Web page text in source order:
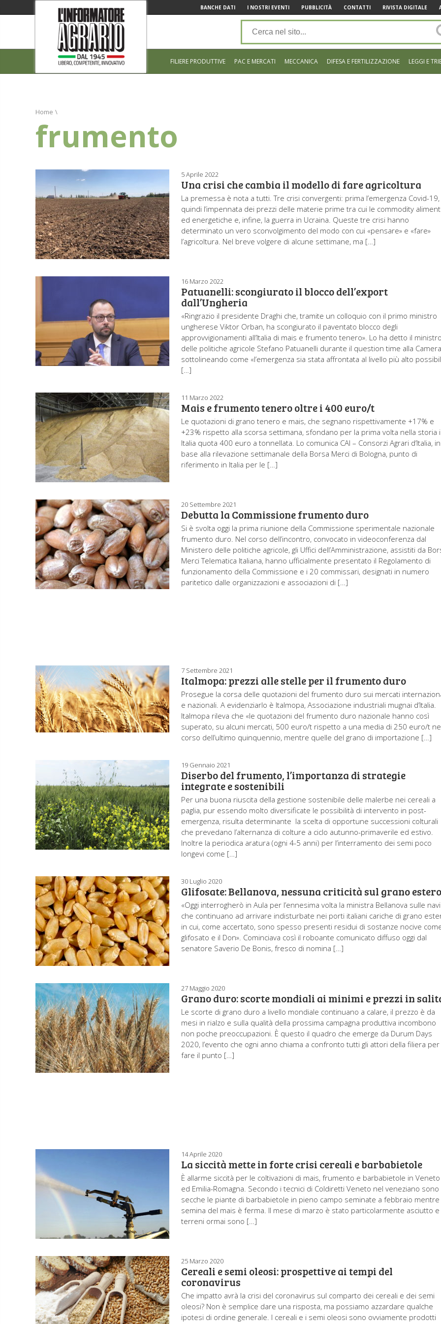
BANCHE DATI I NOSTRI EVENTI PUBBLICITÀ CONTATTI RIVISTA DIGITALE
FILIERE PRODUTTIVE PAC E MERCATI MECCANICA DIFESA E FERTILIZZAZIONE LEGGI E
Home \
frumento
5 Aprile 2022
Una crisi che cambia il modello di fare agricoltura
La premessa è nota a tutti. Tre crisi convergenti: prima l’emergenza Covid-19,
quindi l’impennata dei prezzi delle materie prime tra cui le commodity
ed energetiche e, infine, la guerra in Ucraina. Queste tre crisi hanno
determinato un vero sconvolgimento del modo con cui «pensare» e «fare»
l’agricoltura. Nel breve volgere di alcune settimane, ma […]
16 Marzo 2022
Patuanelli: scongiurato il blocco dell’export
dall’Ungheria
«Ringrazio il presidente Draghi che, tramite un colloquio con il primo ministro
ungherese Viktor Orban, ha scongiurato il paventato blocco degli
approvvigionamenti all’Italia di mais e frumento tenero». Lo ha detto il
delle politiche agricole Stefano Patuanelli durante il question time alla
sottolineando come «l’emergenza sia stata affrontata al livello più alto
[…]
11 Marzo 2022
Mais e frumento tenero oltre i 400 euro/t
Le quotazioni di grano tenero e mais, che segnano rispettivamente +17% e
+23% rispetto alla scorsa settimana, sfondano per la prima volta nella storia
Italia quota 400 euro a tonnellata. Lo comunica CAI – Consorzi Agrari d’Italia, in
base alla rilevazione settimanale della Borsa Merci di Bologna, punto di
riferimento in Italia per le […]
20 Settembre 2021
Debutta la Commissione frumento duro
Si è svolta oggi la prima riunione della Commissione sperimentale nazionale
frumento duro. Nel corso dell’incontro, convocato in videoconferenza dal
Ministero delle politiche agricole, gli Uffici dell’Amministrazione, assistiti da
Merci Telematica Italiana, hanno ufficialmente presentato il Regolamento di
funzionamento della Commissione e i 20 commissari, designati in numero
paritetico dalle organizzazioni e associazioni di […]
7 Settembre 2021
Italmopa: prezzi alle stelle per il frumento duro
Prosegue la corsa delle quotazioni del frumento duro sui mercati
e nazionali. A evidenziarlo è Italmopa, Associazione industriali mugnai d’Italia.
Italmopa rileva che «le quotazioni del frumento duro nazionale hanno così
superato, su alcuni mercati, 500 euro/t rispetto a una media di 250 euro/t
corso dell’ultimo quinquennio, mentre quelle del grano di importazione […]
19 Gennaio 2021
Diserbo del frumento, l’importanza di strategie
integrate e sostenibili
Per una buona riuscita della gestione sostenibile delle malerbe nei cereali a
paglia, pur essendo molto diversificate le possibilità di intervento in post-
emergenza, risulta determinante la scelta di opportune successioni colturali
che prevedano l’alternanza di colture a ciclo autunno-primaverile ed estivo.
Inoltre la periodica aratura (ogni 4-5 anni) per l’interramento dei semi poco
longevi come […]
30 Luglio 2020
Glifosate: Bellanova, nessuna criticità sul grano
«Oggi interrogherò in Aula per l’ennesima volta la ministra Bellanova sulle navi
che continuano ad arrivare indisturbate nei porti italiani cariche di grano
in cui, come accertato, sono spesso presenti residui di sostanze nocive
glifosato e il Don». Cominciava così il roboante comunicato diffuso oggi dal
senatore Saverio De Bonis, fresco di nomina […]
27 Maggio 2020
Grano duro: scorte mondiali ai minimi e prezzi in
Le scorte di grano duro a livello mondiale continuano a calare, il prezzo è da
mesi in rialzo e sulla qualità della prossima campagna produttiva incombono
non poche preoccupazioni. È questo il quadro che emerge da Durum Days
2020, l’evento che ogni anno chiama a confronto tutti gli attori della filiera per
fare il punto […]
14 Aprile 2020
La siccità mette in forte crisi cereali e barbabietole
È allarme siccità per le coltivazioni di mais, frumento e barbabietole in Veneto
ed Emilia-Romagna. Secondo i tecnici di Coldiretti Veneto nel veneziano sono
secche le piante di barbabietole in pieno campo seminate a febbraio mentre
semina del mais è ferma. Il mese di marzo è stato particolarmente asciutto e
terreni ormai sono […]
25 Marzo 2020
Cereali e semi oleosi: prospettive ai tempi del
coronavirus
Che impatto avrà la crisi del coronavirus sul comparto dei cereali e dei semi
oleosi? Non è semplice dare una risposta, ma possiamo azzardare qualche
ipotesi di ordine generale. I cereali e i semi oleosi sono ovviamente prodotti